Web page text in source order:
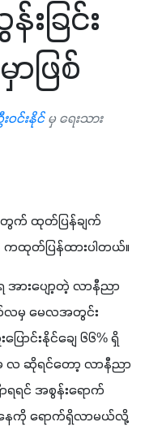
ခြင်း
ဖြစ်
ဝင်းနိုင်မှ ရေးသား
တွက် ထုတ်ပြန်ချက်
ကထုတ်ပြန်ထားပါတယ်။
အားပျော့တဲ့ လာနီညာ
လမှ မေလအတွင်း
ာင်းနိုင်ချေ ၆၆% ရှိ
ေ လ ဆိုရင်တော့ လာနီညာ
င် အစွန်းရောက်
ေကို ရောက်ရှိလာမယ်လို့